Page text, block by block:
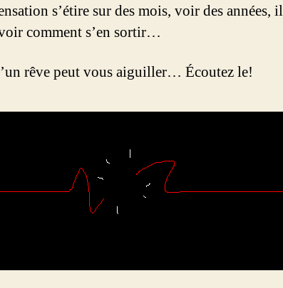
s’étire sur des mois, voir des années,
comment s’en sortir…
rêve peut vous aiguiller… Écoutez le!